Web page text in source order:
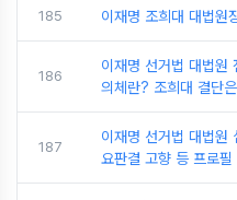
185 이재명 조희대 대법원
186
이재명 선거법 대법원
의체란? 조희대 결단
187
이재명 선거법 대법원
요판결 고향 등 프로필